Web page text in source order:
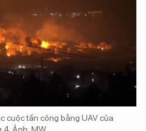
cuộc tấn công bằng UAV của
Ảnh: MW.